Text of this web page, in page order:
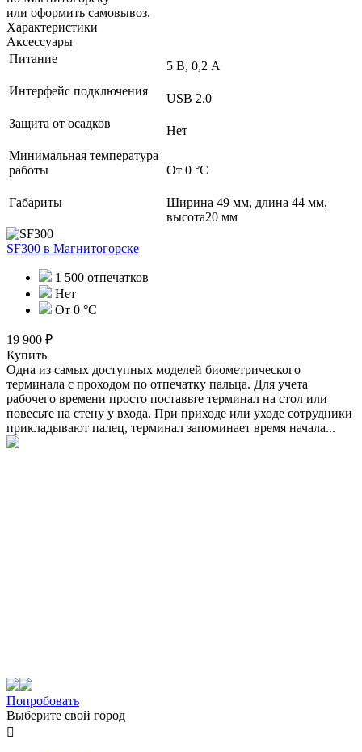
или оформить самовывоз.
Характеристики
Аксессуары
Питание
5 В, 0,2 А
Интерфейс подключения
USB 2.0
Защита от осадков
Нет
Минимальная температура
работы
От 0 °C
Габариты
Ширина 49 мм, длина 44 мм,
высота20 мм
SF300 в Магнитогорске
1 500 отпечатков
Нет
От 0 °C
19 900 ₽
Купить
Одна из самых доступных моделей биометрического
терминала с проходом по отпечатку пальца. Для учета
рабочего времени просто поставьте терминал на стол или
повесьте на стену у входа. При приходе или уходе сотрудники
прикладывают палец, терминал запоминает время начала...
Попробовать
Выберите свой город
